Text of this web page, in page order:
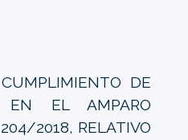
DE
EN EL AMPARO
2018, RELATIVO